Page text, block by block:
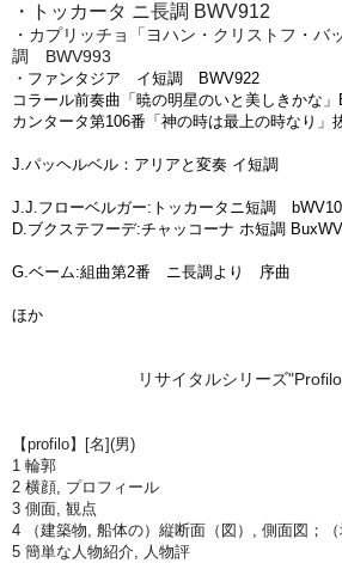
・トッカータ ニ長調 BWV912
・カプリッチョ「ヨハン・クリストフ・バ
調 BWV993
・ファンタジア イ短調 BWV922
コラール前奏曲「暁の明星のいと美しきかな
カンタータ第106番「神の時は最上の時なり」
J.パッヘルベル：アリアと変奏 イ短調
J.J.フローベルガー:トッカータニ短調
D.ブクステフーデ:チャッコーナ ホ短調
G.ベーム:組曲第2番 ニ長調より 序曲
ほか
リサイタルシリーズ
【profilo】[名](男)
1 輪郭
2 横顔, プロフィール
3 側面, 観点
4 （建築物, 船体の）縦断面（図）, 側面図；
5 簡単な人物紹介, 人物評